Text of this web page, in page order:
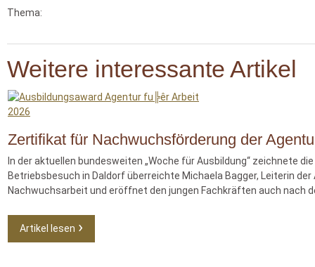
Thema:
Weitere interessante Artikel
Zertifikat für Nachwuchsförderung der
In der aktuellen bundesweiten „Woche für Ausbildung“ zeichnete
Betriebsbesuch in Daldorf überreichte Michaela Bagger, Leiterin
Nachwuchsarbeit und eröffnet den jungen Fachkräften auch nach
Artikel lesen